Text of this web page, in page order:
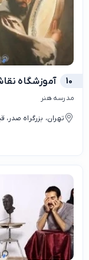
10 آموزشگاه
مدرسه هنر
تهران، بزرگراه